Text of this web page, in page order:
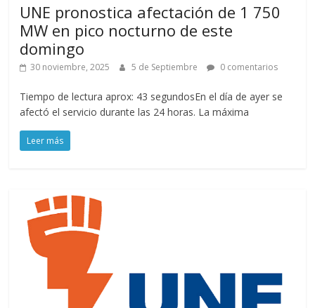
UNE pronostica afectación de 1 750
MW en pico nocturno de este
domingo
30 noviembre, 2025 5 de Septiembre 0 comentarios
Tiempo de lectura aprox: 43 segundosEn el día de ayer se
afectó el servicio durante las 24 horas. La máxima
Leer más